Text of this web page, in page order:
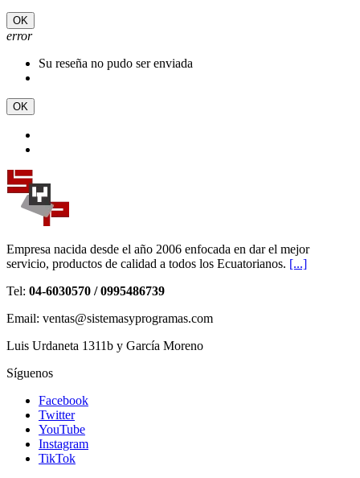
OK
error
Su reseña no pudo ser enviada
OK
Empresa nacida desde el año 2006 enfocada en dar el mejor
servicio, productos de calidad a todos los Ecuatorianos. [...]
Tel: 04-6030570 / 0995486739
Email: ventas@sistemasyprogramas.com
Luis Urdaneta 1311b y García Moreno
Síguenos
Facebook
Twitter
YouTube
Instagram
TikTok